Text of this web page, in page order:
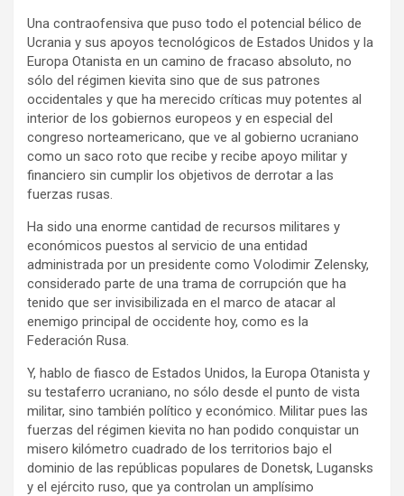
Una contraofensiva que puso todo el potencial bélico de
Ucrania y sus apoyos tecnológicos de Estados Unidos y la
Europa Otanista en un camino de fracaso absoluto, no
sólo del régimen kievita sino que de sus patrones
occidentales y que ha merecido críticas muy potentes al
interior de los gobiernos europeos y en especial del
congreso norteamericano, que ve al gobierno ucraniano
como un saco roto que recibe y recibe apoyo militar y
financiero sin cumplir los objetivos de derrotar a las
fuerzas rusas.
Ha sido una enorme cantidad de recursos militares y
económicos puestos al servicio de una entidad
administrada por un presidente como Volodimir Zelensky,
considerado parte de una trama de corrupción que ha
tenido que ser invisibilizada en el marco de atacar al
enemigo principal de occidente hoy, como es la
Federación Rusa.
Y, hablo de fiasco de Estados Unidos, la Europa Otanista y
su testaferro ucraniano, no sólo desde el punto de vista
militar, sino también político y económico. Militar pues las
fuerzas del régimen kievita no han podido conquistar un
misero kilómetro cuadrado de los territorios bajo el
dominio de las repúblicas populares de Donetsk, Lugansks
y el ejército ruso, que ya controlan un amplísimo